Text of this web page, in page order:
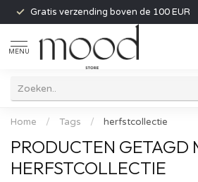
Gratis verzending boven de 100 EUR
MENU
Home / Tags / herfstcollectie
PRODUCTEN GETAGD
HERFSTCOLLECTIE